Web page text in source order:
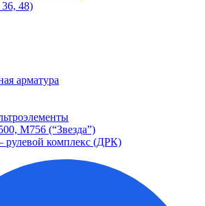
48)
арматура
М756 (“Звезда”)
рулевой комплекс (ДРК)